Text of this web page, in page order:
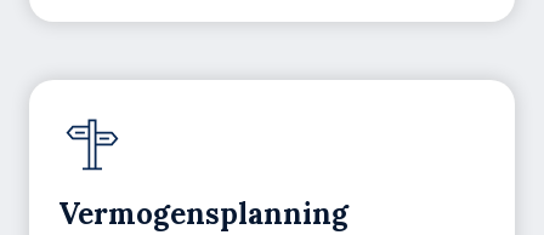
Vermogens­planning